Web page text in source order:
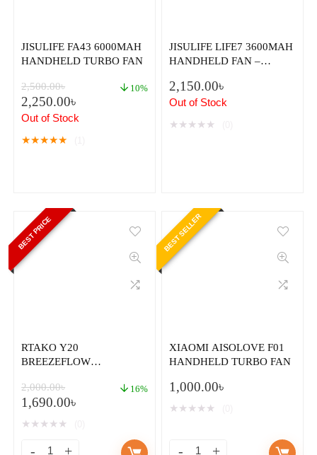
JISULIFE FA43 6000MAH
HANDHELD TURBO FAN
2,500.00৳
2,250.00৳
10%
Out of Stock
★★★★★
JISULIFE LIFE7 3600MAH
HANDHELD FAN –
COOLING
2,150.00৳
Out of Stock
★ ★ ★ ★ ★
BEST PRICE
RTAKO Y20
BREEZEFLOW
2,000.00৳
1,690.00৳
16%
★ ★ ★ ★ ★
BEST SELLER
XIAOMI AISOLOVE F01
HANDHELD TURBO FAN
1,000.00৳
★ ★ ★ ★ ★